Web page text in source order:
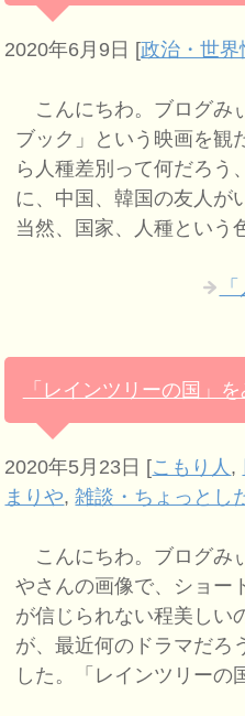
2020年6月9日 [政治・世界
こんにちわ。ブログみ
ブック」という映画を観
ら人種差別って何だろ
に、中国、韓国の友人が
当然、国家、人種という
「レインツリーの国」を
2020年5月23日 [こもり人 ,
まりや,雑談・ちょっとし
こんにちわ。ブログみ
やさんの画像で、ショー
が信じられない程美しい
が、最近何のドラマだろ
した。「レインツリーの